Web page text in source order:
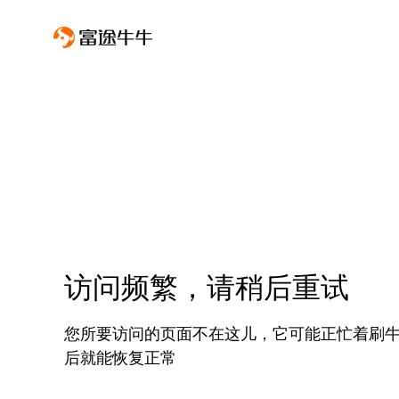
访问频繁，请稍后重试
您所要访问的页面不在这儿，它可能正忙着刷
后就能恢复正常